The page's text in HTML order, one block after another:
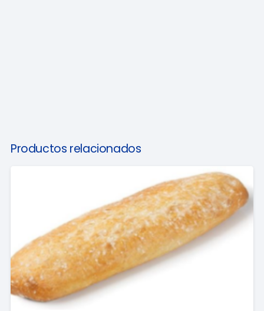
Productos relacionados